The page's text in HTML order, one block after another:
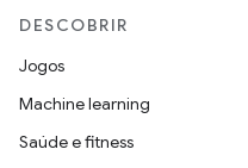
DESCOBRIR
Jogos
Machine learning
Saúde e fitness